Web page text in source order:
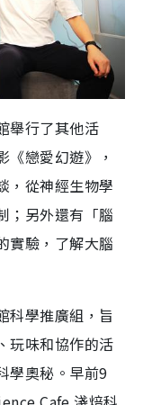
舉行了其他活
戀愛幻遊》，
，從神經生物學
；另外還有「腦
實驗，了解大腦
科學推廣組，旨
玩味和協作的活
學奧秘。早前9